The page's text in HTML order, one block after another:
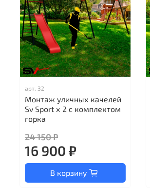
арт. 32
Монтаж уличных качелей
Sv Sport х 2 с комплектом
горка
24 150 ₽
16 900 ₽
В корзину